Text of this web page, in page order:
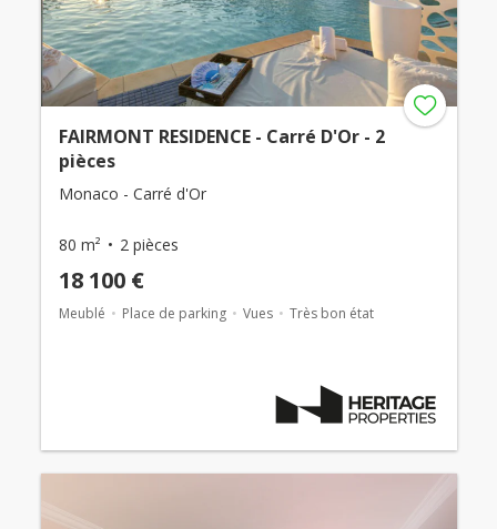
FAIRMONT RESIDENCE - Carré D'Or - 2
pièces
Monaco - Carré d'Or
80 m² 2 pièces
18 100 €
Meublé Place de parking Vues Très bon état